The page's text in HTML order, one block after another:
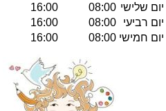
יום שלישי 08:00
16:00
יום רביעי
08:00
16:00
יום חמישי 08:00
16:00